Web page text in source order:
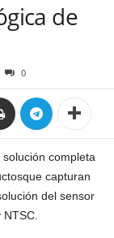
de
0
completa
capturan
del sensor